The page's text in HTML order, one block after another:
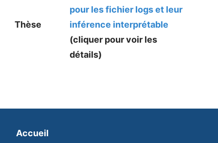
Thèse
pour les fichier logs et leur
inférence interprétable
(cliquer pour voir les
détails)
Accueil